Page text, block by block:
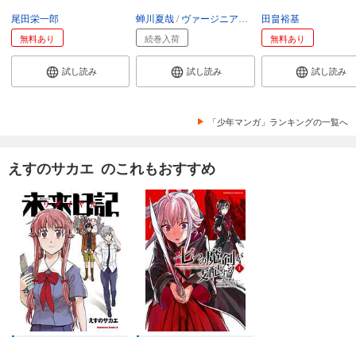
尾田栄一郎
無料あり
試し読み
蝉川夏哉 ヴァージニア二等兵 転
続巻入荷
試し読み
田畠裕基
無料あり
試し読み
「少年マンガ」ランキングの一覧へ
えすのサカエ のこれもおすすめ